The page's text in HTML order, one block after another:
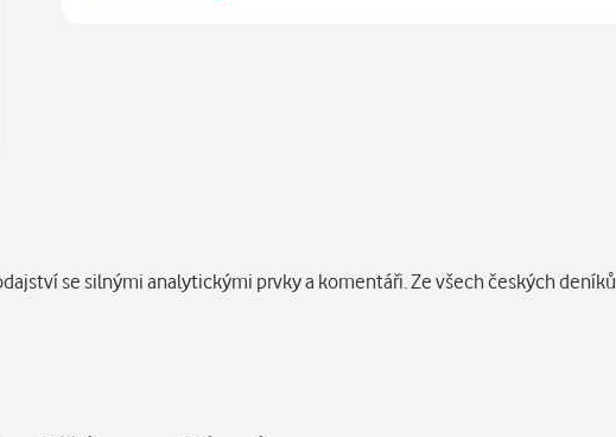
se silnými analytickými prvky a komentáři. Ze všech českých deníků